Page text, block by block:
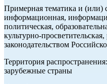
Примерная тематика и (или)
информационная,
политическая,
культурно-
законодательством
Территория
зарубежные страны